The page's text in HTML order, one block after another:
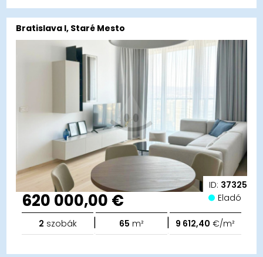
ID: 37325
Bratislava I, Staré Mesto
620 000,00 € Eladó
2 szobák | 65 m² | 9 612,40 €/m²